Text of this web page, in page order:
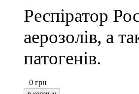
Респіратор
аерозолів, а
патогенів.
0 грн